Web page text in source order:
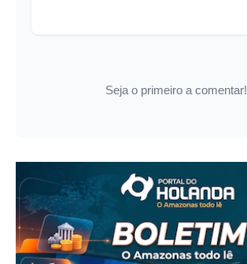
Seja o primeiro a comentar!